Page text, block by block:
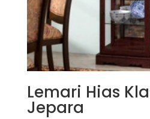
Lemari Hias
Jepara